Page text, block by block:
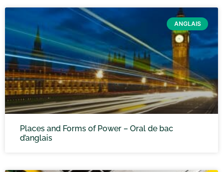
ANGLAIS
Places and Forms of Power – Oral de bac
d’anglais